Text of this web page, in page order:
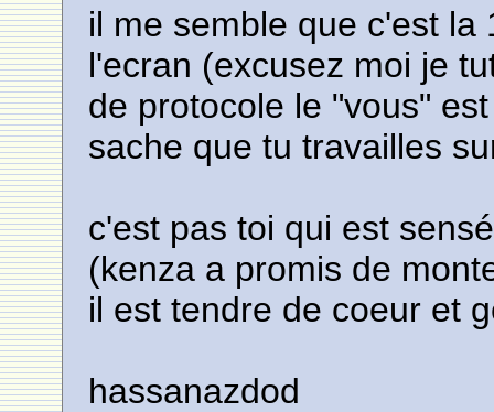
il me semble que c'est
l'ecran (excusez moi je
de protocole le "vous"
sache que tu travailles
c'est pas toi qui est
(kenza a promis de
il est tendre de coeur et
hassanazdod